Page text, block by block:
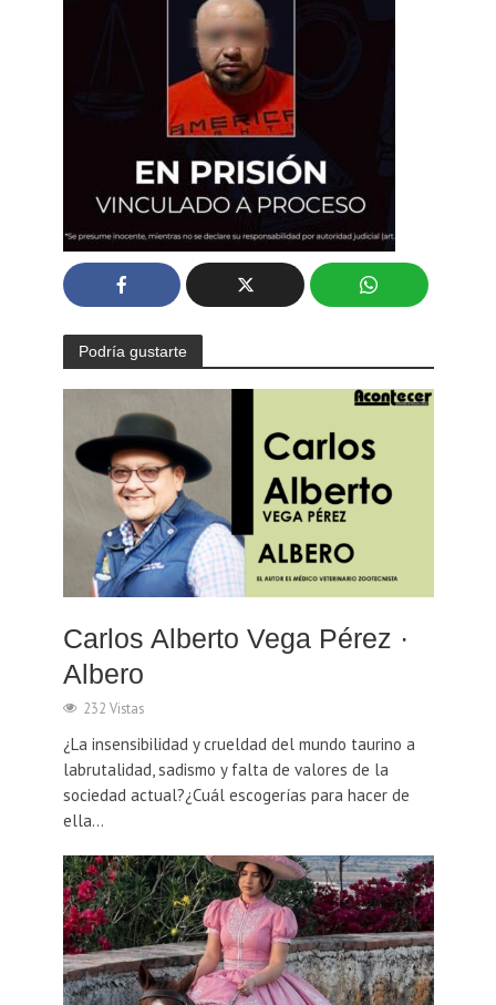
Podría gustarte
Carlos Alberto Vega Pérez ·
Albero
232 Vistas
¿La insensibilidad y crueldad del mundo taurino a
labrutalidad, sadismo y falta de valores de la
sociedad actual?¿Cuál escogerías para hacer de
ella...